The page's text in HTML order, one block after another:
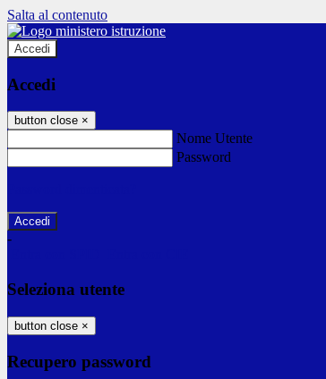
Salta al contenuto
Accedi
Accedi
button close ×
Nome Utente
Password
-
Seleziona utente
button close ×
Recupero password